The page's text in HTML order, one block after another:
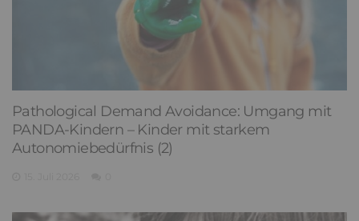
Pathological Demand Avoidance: Umgang mit
PANDA-Kindern – Kinder mit starkem
Autonomiebedürfnis (2)